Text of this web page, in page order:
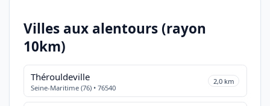
Villes aux alentours (rayon
10km)
Thérouldeville
Seine-Maritime (76) • 76540
2,0 km